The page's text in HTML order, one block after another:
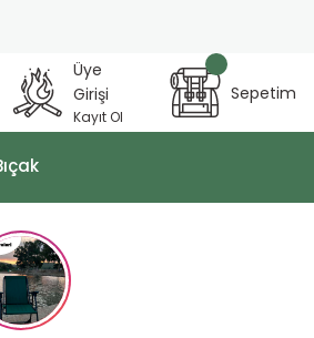
Üye
Girişi
Kayıt Ol
Sepetim